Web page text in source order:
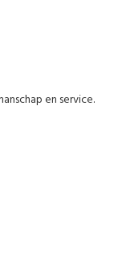
en service.